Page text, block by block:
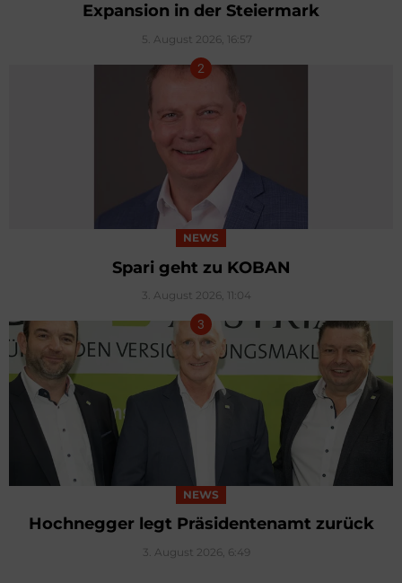
Expansion in der Steiermark
5. August 2026, 16:57
NEWS
Spari geht zu KOBAN
3. August 2026, 11:04
NEWS
Hochnegger legt Präsidentenamt zurück
3. August 2026, 6:49